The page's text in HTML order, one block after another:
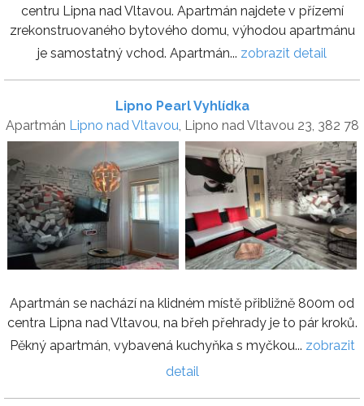
centru Lipna nad Vltavou. Apartmán najdete v přízemí
zrekonstruovaného bytového domu, výhodou apartmánu
je samostatný vchod. Apartmán... zobrazit detail
Lipno Pearl Vyhlídka
Apartmán Lipno nad Vltavou, Lipno nad Vltavou 23, 382 78
Apartmán se nachází na klidném místě přibližně 800m od
centra Lipna nad Vltavou, na břeh přehrady je to pár kroků.
Pěkný apartmán, vybavená kuchyňka s myčkou... zobrazit
detail